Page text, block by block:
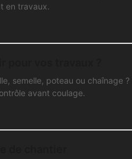
en travaux.
semelle, poteau ou chaînage ?
avant coulage.